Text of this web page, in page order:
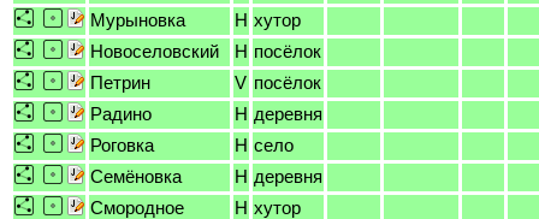
Мурыновка
H хутор
Новоселовский
H посёлок
Петрин
V посёлок
Радино
H деревня
Роговка
H село
Семёновка
H деревня
Смородное
H хутор